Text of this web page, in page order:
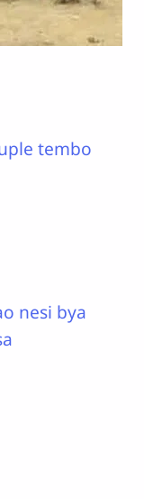
tembo
nesi bya